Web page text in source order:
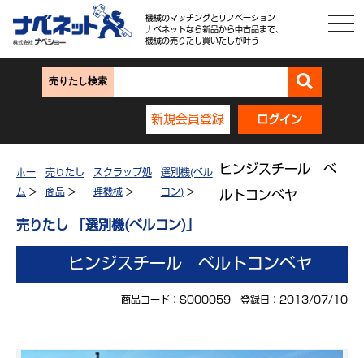
機械のマッチングとリノベーション
ナベネットなら新品から中古品まで、
機械の売りたし買いたしが叶う
売りたし検索
新規会員登録 ログイン
ホー
ム >
売りたし
商品>
スクラップ処
理機械>
選別機(ベル
コン)>
ヒンジスチール ベ
ルトコンベヤ
売りたし 「選別機(ベルコン)」
ヒンジスチール ベルトコンベヤ
商品コード：S000059 登録日：2013/07/10